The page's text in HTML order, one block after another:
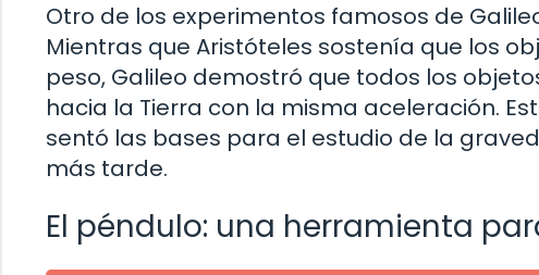
Otro de los experimentos famosos de
Mientras que Aristóteles sostenía que los
peso, Galileo demostró que todos los
hacia la Tierra con la misma aceleración.
sentó las bases para el estudio de la
más tarde.
El péndulo: una herramienta